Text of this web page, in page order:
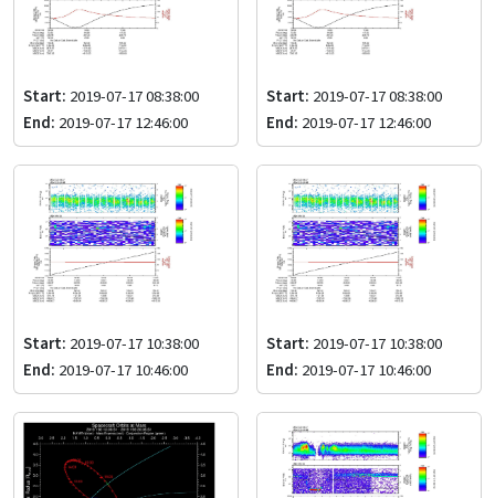
Start: 2019-07-17 08:38:00
End: 2019-07-17 12:46:00
Start: 2019-07-17 08:38:00
End: 2019-07-17 12:46:00
Start: 2019-07-17 10:38:00
End: 2019-07-17 10:46:00
Start: 2019-07-17 10:38:00
End: 2019-07-17 10:46:00